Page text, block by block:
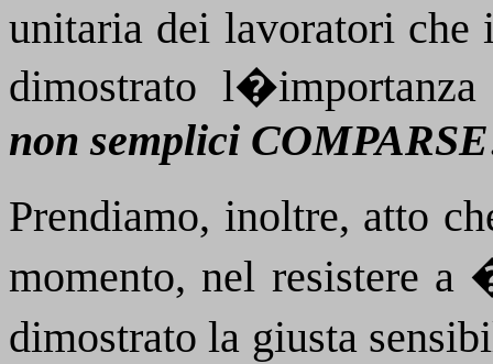
unitaria dei lavoratori che
dimostrato
non semplici COMPARSE
Prendiamo, inoltre, atto
momento, nel resistere a
dimostrato la giusta